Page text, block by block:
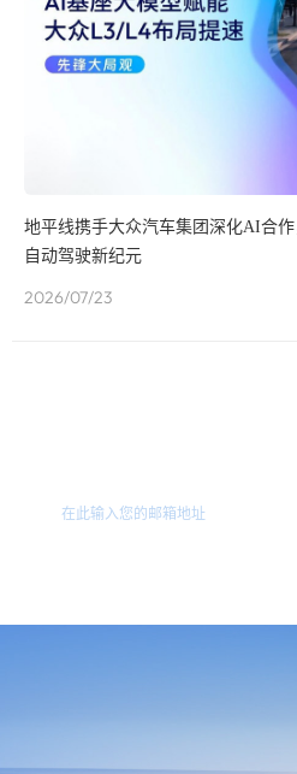
地平线携手大众汽车集团深化AI合
自动驾驶新纪元
2026/07/23